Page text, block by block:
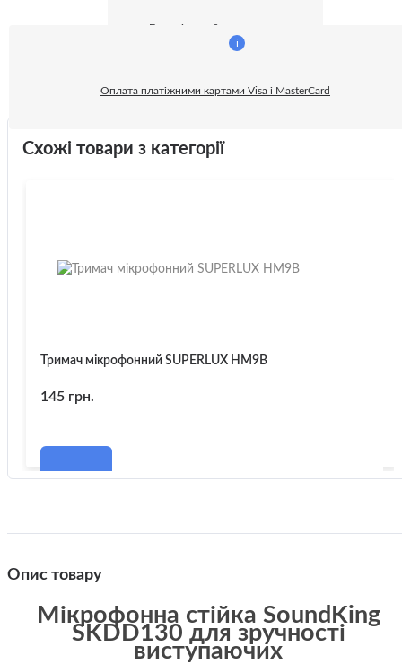
Безготівковий розрахунок:
Оплата платіжними картами Visa і MasterCard
i
Схожі товари з категорії
Тримач мікрофонний SUPERLUX HM9B
145 грн.
Опис товару
Мікрофонна стійка SoundKing
SKDD130 для зручності
виступаючих